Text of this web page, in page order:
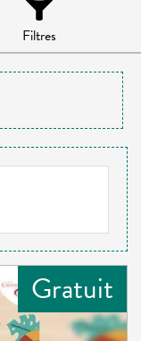
Filtres
Gratuit